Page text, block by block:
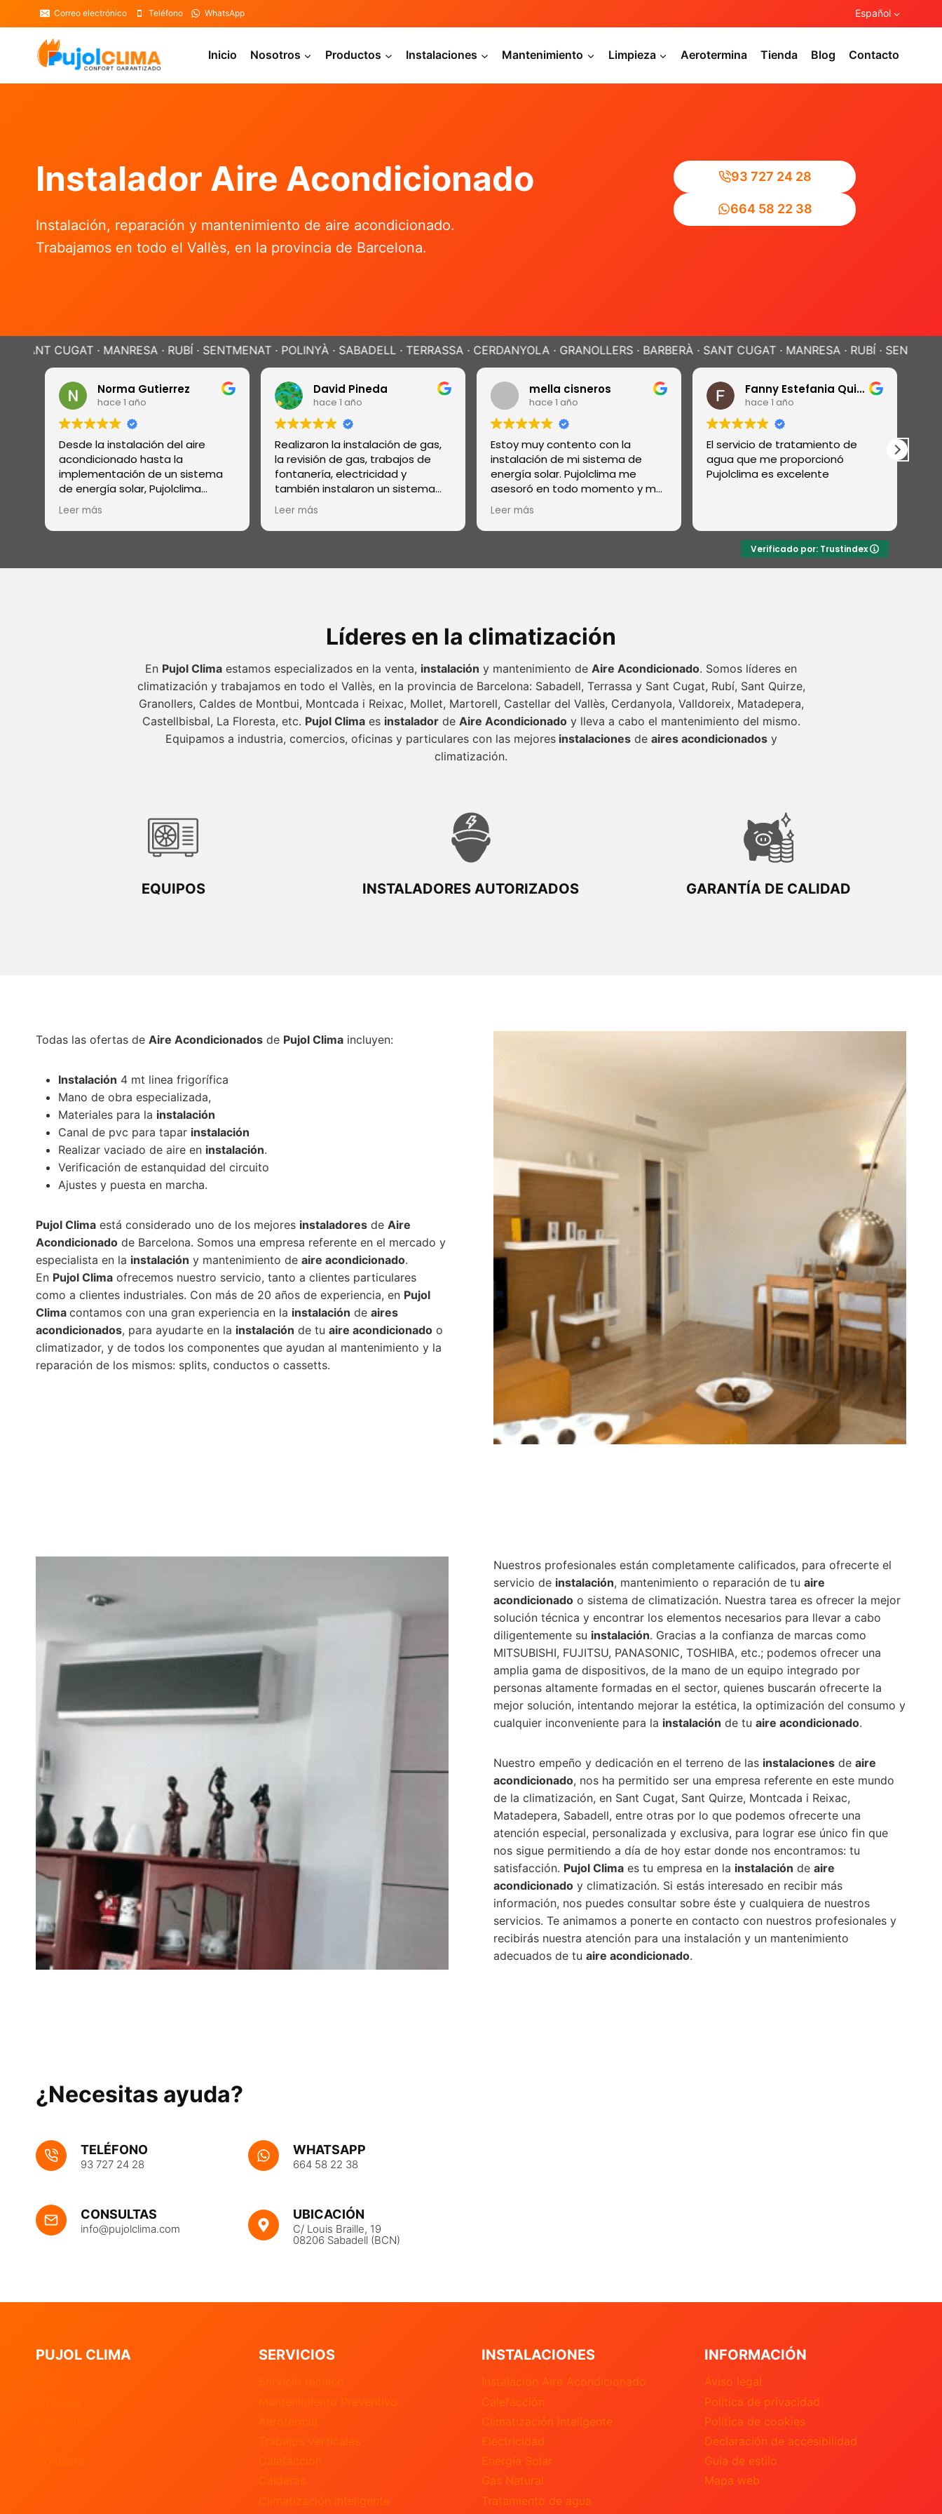
al
contenido
Correo electrónico Teléfono WhatsApp Español
Inicio Nosotros Productos Instalaciones Mantenimiento Limpieza Aerotermina Tienda Blog Contacto
Instalador Aire Acondicionado
Instalación, reparación y mantenimiento de aire acondicionado.
Trabajamos en todo el Vallès, en la provincia de Barcelona.
93 727 24 28
664 58 22 38
· MANRESA · RUBÍ · SENTMENAT · POLINYÀ ·SABADELL · TERRASSA · CERDANYOLA · GRANOLLERS · BARBERÀ · SANT CUGAT · MANRESA · RUBÍ · SENTMENAT · POLINYÀ ·
Norma Gutierrez
hace 1 año
Desde la instalación del aire
acondicionado hasta la
implementación de un sistema
de energía solar, Pujolclima
demostró ser un equipo de
profesionales con una amplia
gama de habilidades
Leer más
David Pineda
hace 1 año
Realizaron la instalación de gas,
la revisión de gas, trabajos de
fontanería, electricidad y
también instalaron un sistema
de tratamiento de agua con
ósmosis y descalcificador
Leer más
mella cisneros
hace 1 año
Estoy muy contento con la
instalación de mi sistema de
energía solar. Pujolclima me
asesoró en todo momento y me
ofreció la mejor solución para mis
necesidades. Su experiencia en
energía solar fotovoltaica es
Leer más
Fanny Estefania Quiñones
hace 1 año
El servicio de tratamiento de
agua que me proporcionó
Pujolclima es excelente
Verificado por: Trustindex
Líderes en la climatización
En Pujol Clima estamos especializados en la venta, instalación y mantenimiento de Aire Acondicionado. Somos líderes en
climatización y trabajamos en todo el Vallès, en la provincia de Barcelona: Sabadell, Terrassa y Sant Cugat, Rubí, Sant Quirze,
Granollers, Caldes de Montbui, Montcada i Reixac, Mollet, Martorell, Castellar del Vallès, Cerdanyola, Valldoreix, Matadepera,
Castellbisbal, La Floresta, etc. Pujol Climaes instaladorde Aire Acondicionadoy lleva a cabo el mantenimiento del mismo.
Equipamos a industria, comercios, oficinas y particulares con las mejoresinstalacionesde aires acondicionadosy
climatización.
EQUIPOS INSTALADORES AUTORIZADOS GARANTÍA DE CALIDAD
Todas las ofertas de Aire Acondicionados de Pujol Clima incluyen:
Instalación 4 mt linea frigorífica
Mano de obra especializada,
Materiales para la instalación
Canal de pvc para tapar instalación
Realizar vaciado de aire en instalación.
Verificación de estanquidad del circuito
Ajustes y puesta en marcha.
Pujol Clima está considerado uno de los mejores instaladores de Aire
Acondicionado de Barcelona. Somos una empresa referente en el mercado y
especialista en la instalación y mantenimiento de aire acondicionado.
En Pujol Clima ofrecemos nuestro servicio, tanto a clientes particulares
como a clientes industriales. Con más de 20 años de experiencia, en Pujol
Clima contamos con una gran experiencia en la instalación de aires
acondicionados, para ayudarte en la instalación de tu aire acondicionado o
climatizador, y de todos los componentes que ayudan al mantenimiento y la
reparación de los mismos: splits, conductos o cassetts.
Nuestros profesionales están completamente calificados, para ofrecerte el
servicio de instalación, mantenimiento o reparación de tu aire
acondicionado o sistema de climatización. Nuestra tarea es ofrecer la mejor
solución técnica y encontrar los elementos necesarios para llevar a cabo
diligentemente su instalación. Gracias a la confianza de marcas como
MITSUBISHI, FUJITSU, PANASONIC, TOSHIBA, etc.; podemos ofrecer una
amplia gama de dispositivos, de la mano de un equipo integrado por
personas altamente formadas en el sector, quienes buscarán ofrecerte la
mejor solución, intentando mejorar la estética, la optimización del consumo y
cualquier inconveniente para la instalación de tu aire acondicionado.
Nuestro empeño y dedicación en el terreno de las instalaciones de aire
acondicionado, nos ha permitido ser una empresa referente en este mundo
de la climatización, en Sant Cugat, Sant Quirze, Montcada i Reixac,
Matadepera, Sabadell, entre otras por lo que podemos ofrecerte una
atención especial, personalizada y exclusiva, para lograr ese único fin que
nos sigue permitiendo a día de hoy estar donde nos encontramos: tu
satisfacción. Pujol Clima es tu empresa en la instalación de aire
acondicionado y climatización. Si estás interesado en recibir más
información, nos puedes consultar sobre éste y cualquiera de nuestros
servicios. Te animamos a ponerte en contacto con nuestros profesionales y
recibirás nuestra atención para una instalación y un mantenimiento
adecuados de tu aire acondicionado.
¿Necesitas ayuda?
TELÉFONO
93 727 24 28
WHATSAPP
664 58 22 38
CONSULTAS
info@pujolclima.com
UBICACIÓN
C/ Louis Braille, 19
08206 Sabadell (BCN)
PUJOL CLIMA SERVICIOS
Mantenimiento Preventivo
Aerotermia
Trabajos Verticales
Calefacción
Calderas
Climatización inteligente
INSTALACIONES
Instalación Aire Acondicionado
Calefacción
Climatización inteligente
Electricidad
Energía Solar
Gas Natural
Tratamiento de agua
INFORMACIÓN
Aviso legal
Política de privacidad
Política de cookies
Declaración de accesibilidad
Guía de estilo
Mapa web